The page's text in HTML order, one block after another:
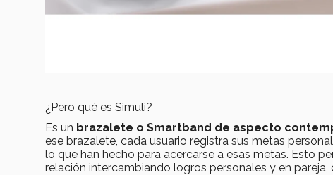
¿Pero qué es Simuli?
Es un brazalete o Smartband de aspecto
ese brazalete, cada usuario registra sus metas
lo que han hecho para acercarse a esas metas. Esto
relación intercambiando logros personales y en